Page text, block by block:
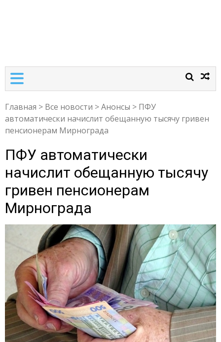
Главная > Все новости >Анонсы > ПФУ
автоматически начислит обещанную тысячу гривен
пенсионерам Мирнограда
ПФУ автоматически
начислит обещанную тысячу
гривен пенсионерам
Мирнограда